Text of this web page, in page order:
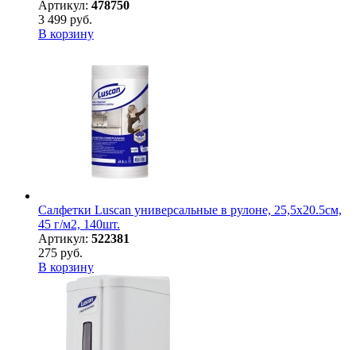
Артикул: 478750
3 499 руб.
В корзину
Салфетки Luscan универсальные в рулоне, 25,5х20.5см,
45 г/м2, 140шт.
Артикул: 522381
275 руб.
В корзину